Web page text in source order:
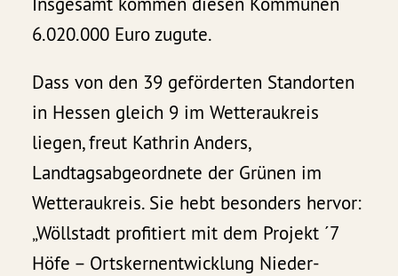
6.020.000 Euro zugute.
Dass von den 39 geförderten Standorten
in Hessen gleich 9 im Wetteraukreis
liegen, freut Kathrin Anders,
Landtagsabgeordnete der Grünen im
Wetteraukreis. Sie hebt besonders hervor:
„Wöllstadt profitiert mit dem Projekt ´7
Höfe – Ortskernentwicklung Nieder-